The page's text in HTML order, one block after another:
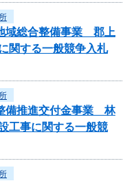
域総合整備事業 郡上
関する一般競争入札
備推進交付金事業 林
工事に関する一般競